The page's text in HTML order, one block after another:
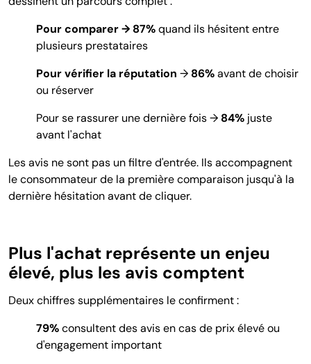
Pour comparer → 87%quand ils hésitent entre
plusieurs prestataires
Pour vérifier la réputation → 86%avant de choisir
ou réserver
Pour se rassurer une dernière fois → 84% juste
avant l'achat
Les avis ne sont pas un filtre d'entrée. Ils accompagnent
le consommateur de la première comparaison jusqu'à la
dernière hésitation avant de cliquer.
Plus l'achat représente un enjeu
élevé, plus les avis comptent
Deux chiffres supplémentaires le confirment :
79%consultent des avis en cas de prix élevé ou
d'engagement important